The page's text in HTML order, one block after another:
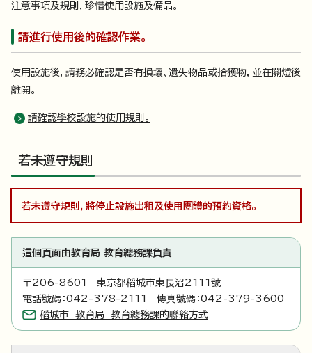
注意事項及規則，珍惜使用設施及備品。
請進行使用後的確認作業。
使用設施後，請務必確認是否有損壞、遺失物品或拾獲物，並在關燈後
離開。
請確認學校設施的使用規則。
若未遵守規則
若未遵守規則，將停止設施出租及使用團體的預約資格。
這個頁面由教育局 教育總務課負責
〒206-8601 東京都稻城市東長沼2111號
電話號碼：042-378-2111 傳真號碼：042-379-3600
稻城市 教育局 教育總務課的聯絡方式